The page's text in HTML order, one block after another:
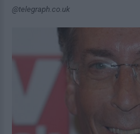
@telegraph.co.uk